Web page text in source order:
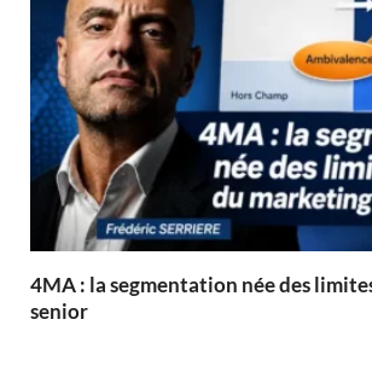
4MA : la segmentation née des
senior